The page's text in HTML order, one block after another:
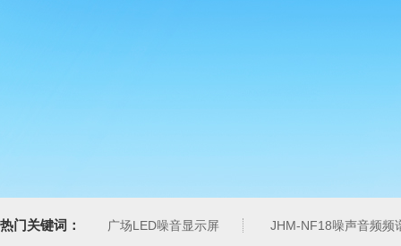
热门关键词： 广场LED噪音显示屏 JHM-NF18噪声音频频